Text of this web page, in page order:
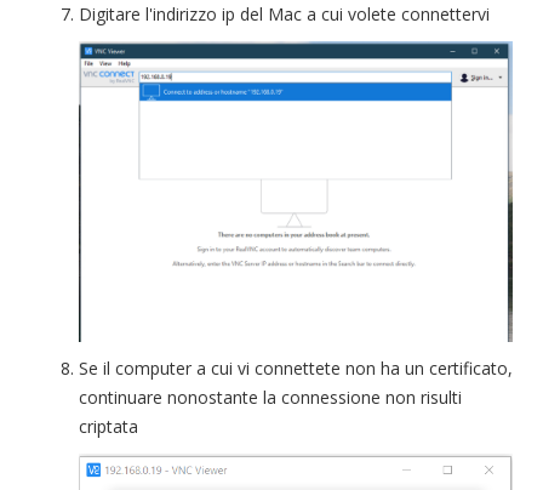
Digitare l'indirizzo ip del Mac a cui volete connettervi
Se il computer a cui vi connettete non ha un certificato,
continuare nonostante la connessione non risulti
criptata